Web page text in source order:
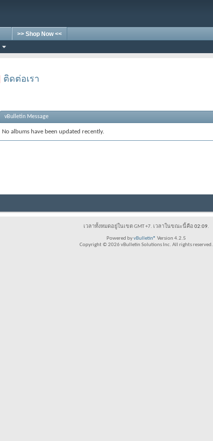
>> Shop Now <<
ติดต่อเรา
vBulletin Message
No albums have been updated recently.
เวลาทั้งหมดอยู่ในเขต GMT +7. เวลาในขณะนี้คือ 02:09.
Powered byvBulletin® Version 4.2.5
Copyright © 2026 vBulletin Solutions Inc. All rights reserved.